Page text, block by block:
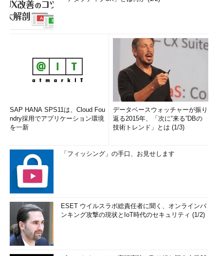
SAP HANA SPS11は、Cloud Fou
ndry採用でアプリケーション環境
を一新
データベースウォッチャーが振り
返る2015年、「次に“来る”DBの
技術トレンド」とは (1/3)
「フィッシング」の手口、お見せします
ESET ウイルスラボ総責任者に聞く、オンラインバ
ンキング攻撃の現状とIoT時代のセキュリティ (1/2)